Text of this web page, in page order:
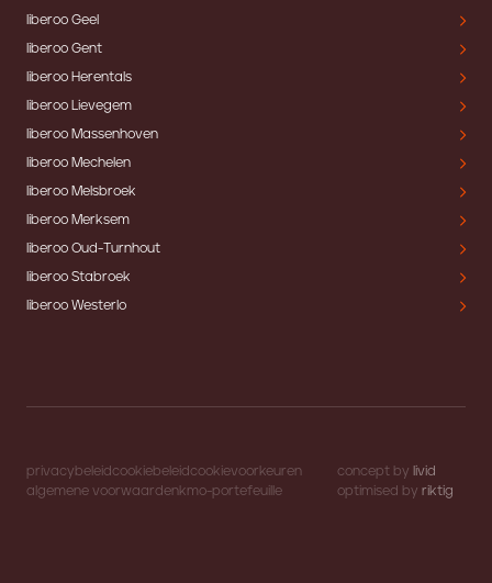
liberoo Geel
liberoo Gent
liberoo Herentals
liberoo Lievegem
liberoo Massenhoven
liberoo Mechelen
liberoo Melsbroek
liberoo Merksem
liberoo Oud-Turnhout
liberoo Stabroek
liberoo Westerlo
privacybeleidcookiebeleidcookievoorkeuren
algemene voorwaardenkmo-portefeuille
concept by livid
optimised byriktig